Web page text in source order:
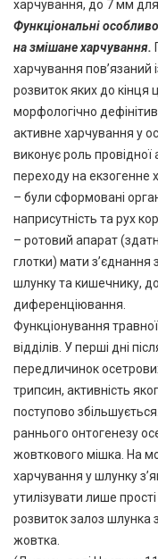
харчування, до 7 мм
Функціональні
назмішане харчування.
харчування
розвиток яких до кінця
морфологічно
активне харчування у
виконує роль провідної
переходу на екзогенне
– були сформовані
наприсутність та рух
– ротовий апарат
глотки) мати з’єднання
шлунку та кишечнику,
диференціювання.
Функціонування травної
відділів. У перші дні
передличинок
трипсин, активність
поступово
раннього онтогенезу
жовткового мішка. На
харчування у шлунку
утилізувати лише
розвиток залоз шлунка
жовтка.